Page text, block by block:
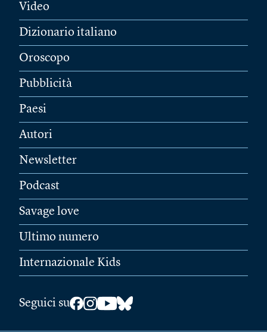
Video
Dizionario italiano
Oroscopo
Pubblicità
Paesi
Autori
Newsletter
Podcast
Savage love
Ultimo numero
Internazionale Kids
Seguici su